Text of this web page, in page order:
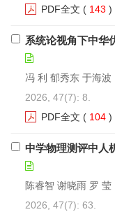
PDF全文 ( 143 )
系统论视角下中华
冯 利 郁秀东 于海波
2026, 47(7): 8.
PDF全文 ( 104 )
中学物理测评中人
陈睿智 谢晓雨 罗 莹
2026, 47(7): 63.